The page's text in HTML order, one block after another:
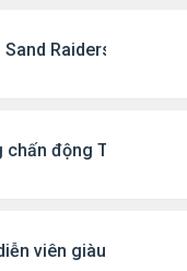
Sand Raiders of
chấn động Thái lan:
viên giàu nhất